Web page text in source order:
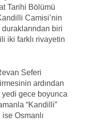
Tarihi Bölümü
Camisi’nin
biri
iki farklı rivayetin
Seferi
ardından
gece boyunca
“Kandilli”
ise Osmanlı